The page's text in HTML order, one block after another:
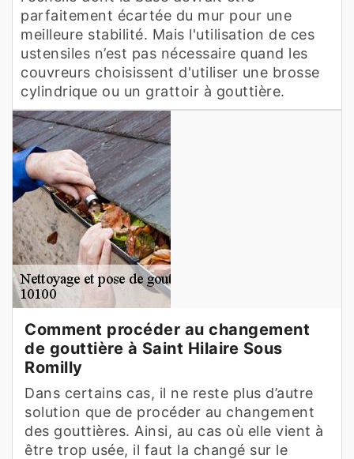
parfaitement écartée du mur pour une
meilleure stabilité. Mais l'utilisation de ces
ustensiles n’est pas nécessaire quand les
couvreurs choisissent d'utiliser une brosse
cylindrique ou un grattoir à gouttière.
Comment procéder au changement
de gouttière à Saint Hilaire Sous
Romilly
Dans certains cas, il ne reste plus d’autre
solution que de procéder au changement
des gouttières. Ainsi, au cas où elle vient à
être trop usée, il faut la changé sur le